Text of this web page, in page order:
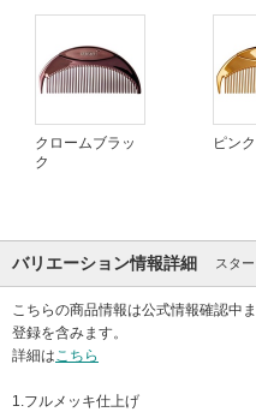
クロームブラッ
ク
ピン
バリエーション情報詳細 スタ
こちらの商品情報は公式情報確認中
登録を含みます。
詳細はこちら
1.フルメッキ仕上げ